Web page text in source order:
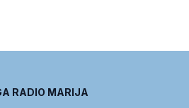
RADIO MARIJA